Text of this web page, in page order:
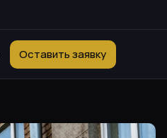
Оставить заявку